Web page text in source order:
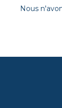
Nous